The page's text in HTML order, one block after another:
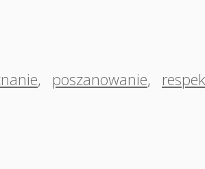
, poszanowanie,